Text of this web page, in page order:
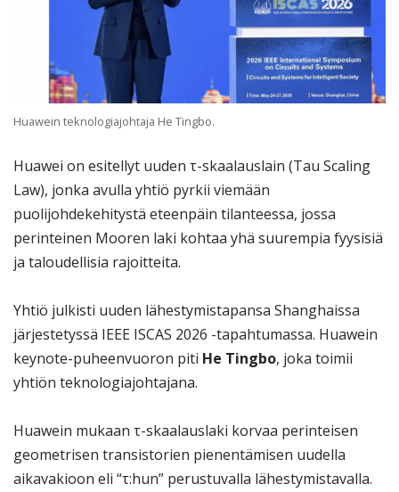
Huawein teknologiajohtaja He Tingbo.
Huawei on esitellyt uuden τ-skaalauslain (Tau Scaling
Law), jonka avulla yhtiö pyrkii viemään
puolijohdekehitystä eteenpäin tilanteessa, jossa
perinteinen Mooren laki kohtaa yhä suurempia fyysisiä
ja taloudellisia rajoitteita.
Yhtiö julkisti uuden lähestymistapansa Shanghaissa
järjestetyssä IEEE ISCAS 2026 -tapahtumassa. Huawein
keynote-puheenvuoron piti He Tingbo, joka toimii
yhtiön teknologiajohtajana.
Huawein mukaan τ-skaalauslaki korvaa perinteisen
geometrisen transistorien pienentämisen uudella
aikavakioon eli “τ:hun” perustuvalla lähestymistavalla.